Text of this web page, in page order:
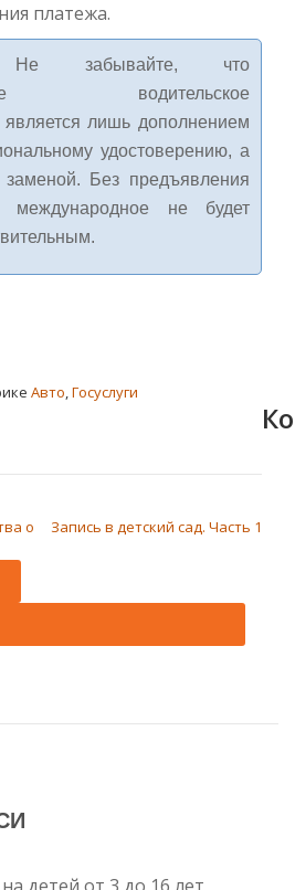
платежа.
забывайте, что
водительское
является лишь дополнением
удостоверению, а
Без предъявления
международное не будет
Авто,Госуслуги
о
Запись в детский сад. Часть 1